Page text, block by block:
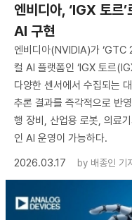
엔비디아, ‘IGX 토르
AI 구현
엔비디아(NVIDIA)가 ‘GTC
컬 AI 플랫폼인 ‘IGX 토르
다양한 센서에서 수집되는
추론 결과를 즉각적으로 반
행 장비, 산업용 로봇, 의료
인 AI 운영이 가능하다.
2026.03.17
by 배종인 기